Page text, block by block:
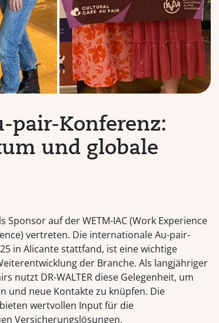
pair-Konferenz:
und globale
Sponsor auf der WETM-IAC (Work Experience
vertreten. Die internationale Au-pair-
in Alicante stattfand, ist eine wichtige
der Branche. Als langjähriger
nutzt DR-WALTER diese Gelegenheit, um
und neue Kontakte zu knüpfen. Die
wertvollen Input für die
Versicherungslösungen.